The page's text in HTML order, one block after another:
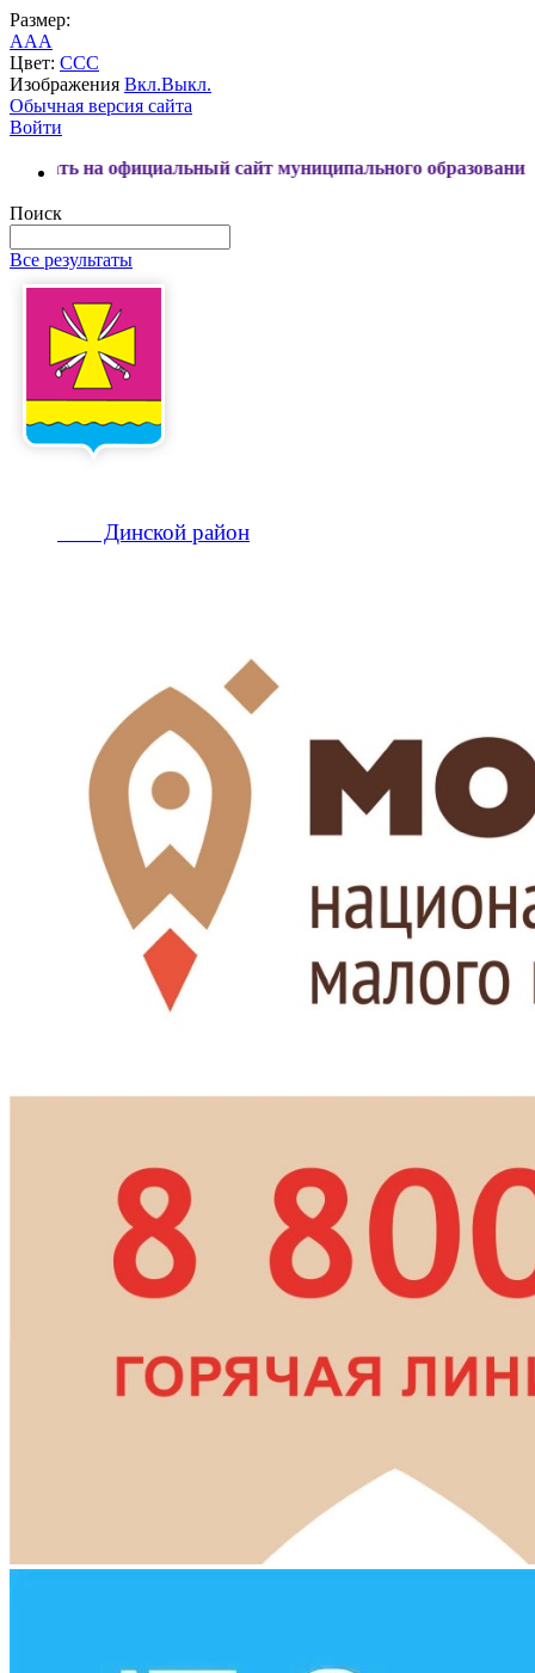
Размер:
AAA
Цвет: CCC
Изображения Вкл.Выкл.
Обычная версия сайта
Войти
официальный сайт муниципального образования Динской
Поиск
Все результаты
Динской район